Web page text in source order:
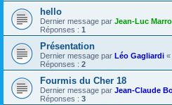
hello
Dernier message par Jean-Luc
Réponses : 1
Présentation
Dernier message par Léo Gagliardi «
Réponses : 2
Fourmis du Cher 18
Dernier message par Jean-Claude
Réponses : 3